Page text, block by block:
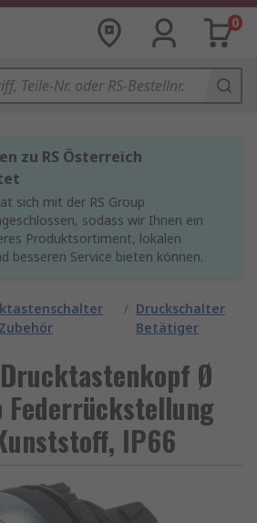
0
zu RS Österreich
sich mit der RS Group
sodass wir Ihnen ein
Produktsortiment, lokalen
besseren Service bieten können.
/ Druckschalter
Betätiger
Drucktastenkopf Ø
Federrückstellung
IP66